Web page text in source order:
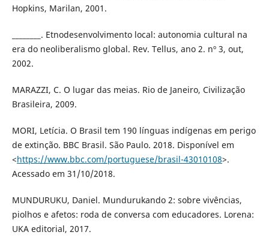
Hopkins, Marilan, 2001.
________. Etnodesenvolvimento local: autonomia cultural na
era do neoliberalismo global. Rev. Tellus, ano 2. nº 3, out,
2002.
MARAZZI, C. O lugar das meias. Rio de Janeiro, Civilização
Brasileira, 2009.
MORI, Letícia. O Brasil tem 190 línguas indígenas em perigo
de extinção. BBC Brasil. São Paulo. 2018. Disponível em
<https://www.bbc.com/portuguese/brasil-43010108>.
Acessado em 31/10/2018.
MUNDURUKU, Daniel. Mundurukando 2: sobre vivências,
piolhos e afetos: roda de conversa com educadores. Lorena:
UKA editorial, 2017.